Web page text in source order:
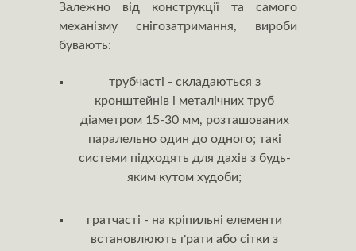
Залежно від конструкції та самого
механізму снігозатримання, вироби
бувають:
трубчасті - складаються з
кронштейнів і металічних труб
діаметром 15-30 мм, розташованих
паралельно один до одного; такі
системи підходять для дахів з будь-
яким кутом худоби;
гратчасті - на кріпильні елементи
встановлюють ґрати або сітки з